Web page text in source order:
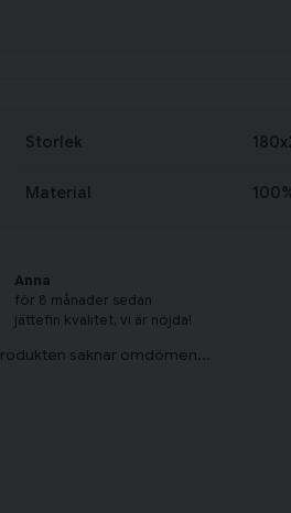
Storlek
Material
Anna
för 8 månader sedan
jättefin kvalitet, vi är nöjda!